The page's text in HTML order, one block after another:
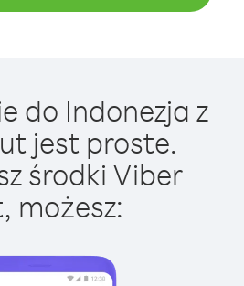
do Indonezja z
jest proste.
środki Viber
możesz: